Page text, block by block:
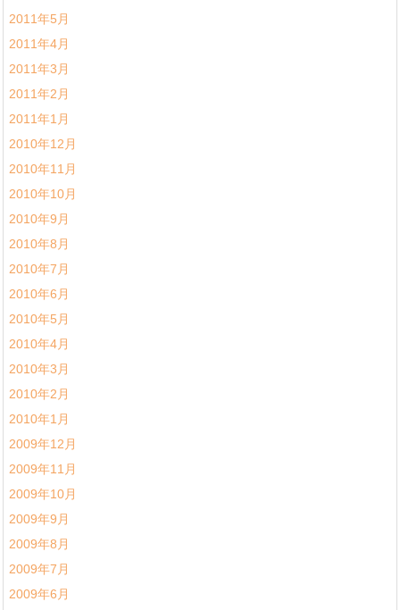
2011年5月
2011年4月
2011年3月
2011年2月
2011年1月
2010年12月
2010年11月
2010年10月
2010年9月
2010年8月
2010年7月
2010年6月
2010年5月
2010年4月
2010年3月
2010年2月
2010年1月
2009年12月
2009年11月
2009年10月
2009年9月
2009年8月
2009年7月
2009年6月